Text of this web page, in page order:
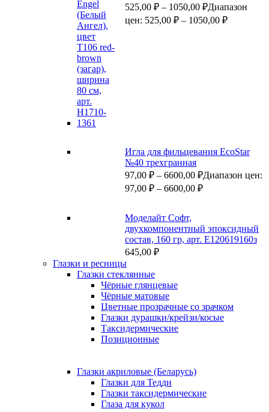
525,00 ₽ – 1050,00 ₽Диапазон
цен: 525,00 ₽ – 1050,00 ₽
Игла для фильцевания EcoStar
№40 трехгранная
97,00 ₽ – 6600,00 ₽Диапазон цен:
97,00 ₽ – 6600,00 ₽
Моделайт Софт,
двухкомпонентный эпоксидный
состав, 160 гр, арт. Е120619160з
645,00 ₽
Глазки и ресницы
Глазки стеклянные
Чёрные глянцевые
Чёрные матовые
Цветные прозрачные со зрачком
Глазки дурашки/крейзи/косые
Таксидермические
Позиционные
Глазки акриловые (Беларусь)
Глазки для Тедди
Глазки таксидермические
Глаза для кукол